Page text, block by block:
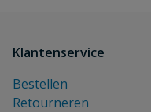
Klantenservice
Bestellen
Retourneren